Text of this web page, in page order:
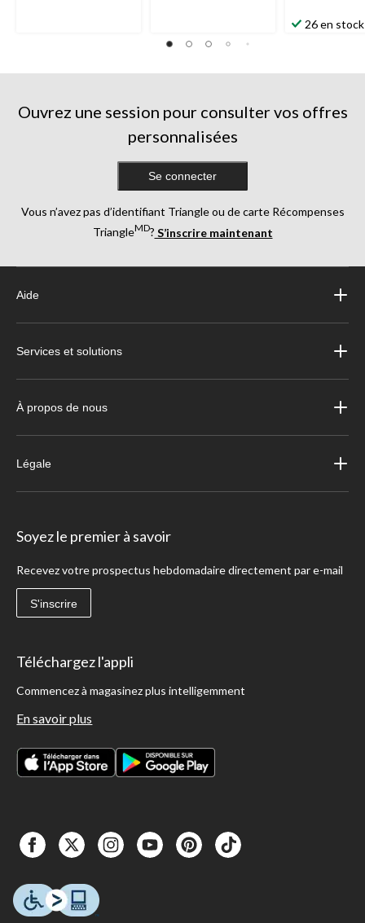
26 en stock
Ouvrez une session pour consulter vos offres
personnalisées
Se connecter
Vous n’avez pas d’identifiant Triangle ou de carte Récompenses
TriangleMD? S’inscrire maintenant
Aide
Services et solutions
À propos de nous
Légale
Soyez le premier à savoir
Recevez votre prospectus hebdomadaire directement par e-mail
S'inscrire
Téléchargez l'appli
Commencez à magasinez plus intelligemment
En savoir plus